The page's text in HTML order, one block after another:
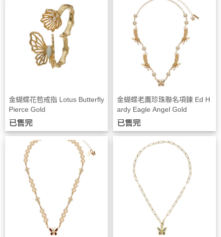
金蝴蝶花苞戒指 Lotus Butterfly
Pierce Gold
已售完
金蝴蝶老鷹珍珠聯名項鍊 Ed H
ardy Eagle Angel Gold
已售完